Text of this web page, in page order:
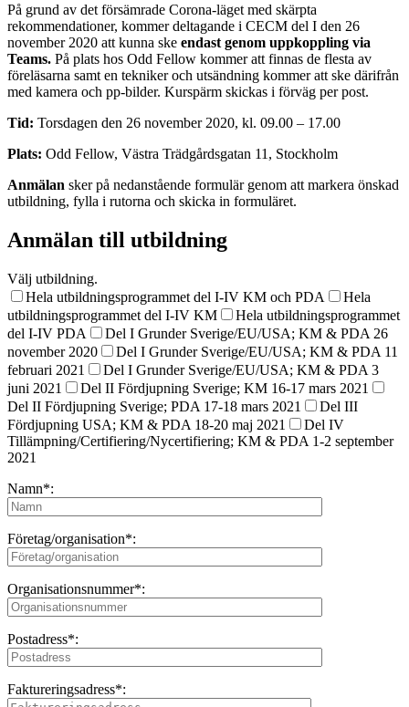
På grund av det försämrade Corona-läget med skärpta
rekommendationer, kommer deltagande i CECM del I den 26
november 2020 att kunna ske endast genom uppkoppling via
Teams. På plats hos Odd Fellow kommer att finnas de flesta av
föreläsarna samt en tekniker och utsändning kommer att ske därifrån
med kamera och pp-bilder. Kurspärm skickas i förväg per post.
Tid: Torsdagen den 26 november 2020, kl. 09.00 – 17.00
Plats: Odd Fellow, Västra Trädgårdsgatan 11, Stockholm
Anmälan sker på nedanstående formulär genom att markera önskad
utbildning, fylla i rutorna och skicka in formuläret.
Anmälan till utbildning
Välj utbildning.
Hela utbildningsprogrammet del I-IV KM och PDA
Hela
utbildningsprogrammet del I-IV KM
Hela utbildningsprogrammet
del I-IV PDA
Del I Grunder Sverige/EU/USA; KM & PDA 26
november 2020
Del I Grunder Sverige/EU/USA; KM & PDA 11
februari 2021
Del I Grunder Sverige/EU/USA; KM & PDA 3
juni 2021
Del II Fördjupning Sverige; KM 16-17 mars 2021
Del II Fördjupning Sverige; PDA 17-18 mars 2021
Del III
Fördjupning USA; KM & PDA 18-20 maj 2021
Del IV
Tillämpning/Certifiering/Nycertifiering; KM & PDA 1-2 september
2021
Namn*:
Företag/organisation*:
Organisationsnummer*:
Postadress*:
Faktureringsadress*: